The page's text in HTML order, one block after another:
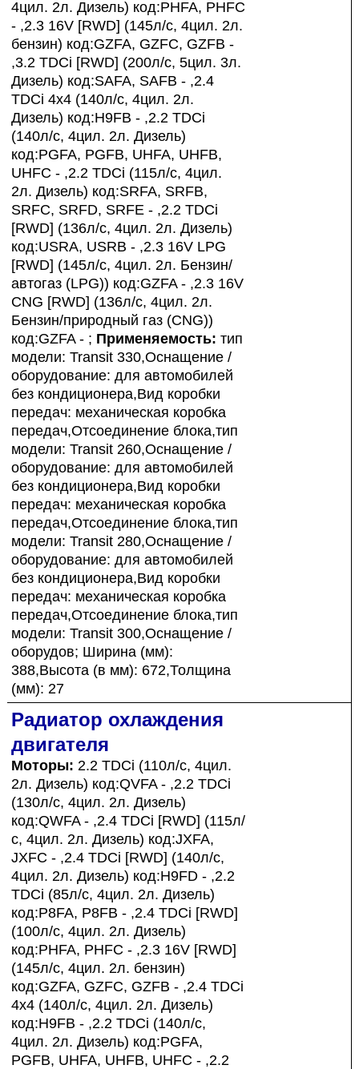
4цил. 2л. Дизель) код:PHFA, PHFC
- ,2.3 16V [RWD] (145л/с, 4цил. 2л.
бензин) код:GZFA, GZFC, GZFB -
,3.2 TDCi [RWD] (200л/с, 5цил. 3л.
Дизель) код:SAFA, SAFB - ,2.4
TDCi 4x4 (140л/с, 4цил. 2л.
Дизель) код:H9FB - ,2.2 TDCi
(140л/с, 4цил. 2л. Дизель)
код:PGFA, PGFB, UHFA, UHFB,
UHFC - ,2.2 TDCi (115л/с, 4цил.
2л. Дизель) код:SRFA, SRFB,
SRFC, SRFD, SRFE - ,2.2 TDCi
[RWD] (136л/с, 4цил. 2л. Дизель)
код:USRA, USRB - ,2.3 16V LPG
[RWD] (145л/с, 4цил. 2л. Бензин/
автогаз (LPG)) код:GZFA - ,2.3 16V
CNG [RWD] (136л/с, 4цил. 2л.
Бензин/природный газ (CNG))
код:GZFA - ; Применяемость: тип
модели: Transit 330,Оснащение /
оборудование: для автомобилей
без кондиционера,Вид коробки
передач: механическая коробка
передач,Отсоединение блока,тип
модели: Transit 260,Оснащение /
оборудование: для автомобилей
без кондиционера,Вид коробки
передач: механическая коробка
передач,Отсоединение блока,тип
модели: Transit 280,Оснащение /
оборудование: для автомобилей
без кондиционера,Вид коробки
передач: механическая коробка
передач,Отсоединение блока,тип
модели: Transit 300,Оснащение /
оборудов; Ширина (мм):
388,Высота (в мм): 672,Толщина
(мм): 27
Радиатор охлаждения
двигателя
Моторы: 2.2 TDCi (110л/с, 4цил.
2л. Дизель) код:QVFA - ,2.2 TDCi
(130л/с, 4цил. 2л. Дизель)
код:QWFA - ,2.4 TDCi [RWD] (115л/
с, 4цил. 2л. Дизель) код:JXFA,
JXFC - ,2.4 TDCi [RWD] (140л/с,
4цил. 2л. Дизель) код:H9FD - ,2.2
TDCi (85л/с, 4цил. 2л. Дизель)
код:P8FA, P8FB - ,2.4 TDCi [RWD]
(100л/с, 4цил. 2л. Дизель)
код:PHFA, PHFC - ,2.3 16V [RWD]
(145л/с, 4цил. 2л. бензин)
код:GZFA, GZFC, GZFB - ,2.4 TDCi
4x4 (140л/с, 4цил. 2л. Дизель)
код:H9FB - ,2.2 TDCi (140л/с,
4цил. 2л. Дизель) код:PGFA,
PGFB, UHFA, UHFB, UHFC - ,2.2